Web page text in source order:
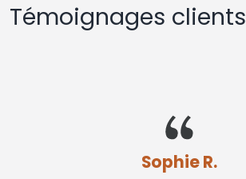
Témoignages clients
Sophie R.